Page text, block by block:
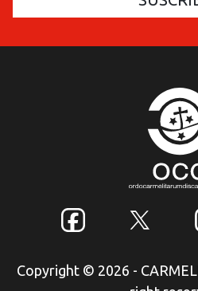
Copyright © 2026 -